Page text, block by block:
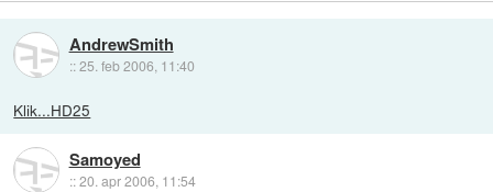
AndrewSmith
::25. feb 2006, 11:40
Klik...HD25
Samoyed
::20. apr 2006, 11:54